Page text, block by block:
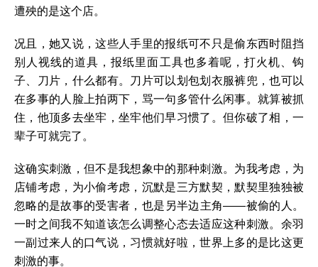
遭殃的是这个店。
况且，她又说，这些人手里的报纸可不只是偷东西时阻挡
别人视线的道具，报纸里面工具也多着呢，打火机、钩
子、刀片，什么都有。刀片可以划包划衣服裤兜，也可以
在多事的人脸上拍两下，骂一句多管什么闲事。就算被抓
住，他顶多去坐牢，坐牢他们早习惯了。但你破了相，一
辈子可就完了。
这确实刺激，但不是我想象中的那种刺激。为我考虑，为
店铺考虑，为小偷考虑，沉默是三方默契，默契里独独被
忽略的是故事的受害者，也是另半边主角——被偷的人。
一时之间我不知道该怎么调整心态去适应这种刺激。余羽
一副过来人的口气说，习惯就好啦，世界上多的是比这更
刺激的事。